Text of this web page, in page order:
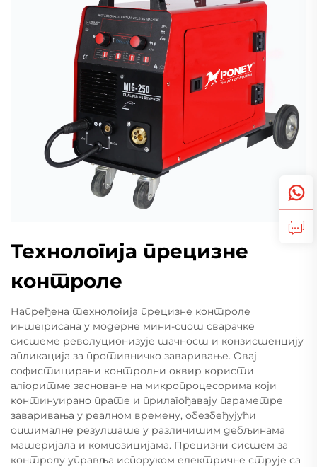
Технологија прецизне
контроле
Напређена технологија прецизне контроле
интегрисана у модерне мини-спот сварачке
системе револуционизује тачност и конзистенцију
апликација за противничко заваривање. Овај
софистицирани контролни оквир користи
алгоритме засноване на микропроцесорима који
континуирано прате и прилагођавају параметре
заваривања у реалном времену, обезбеђујући
оптималне резултате у различитим дебљинама
материјала и композицијама. Прецизни систем за
контролу управља испоруком електричне струје са